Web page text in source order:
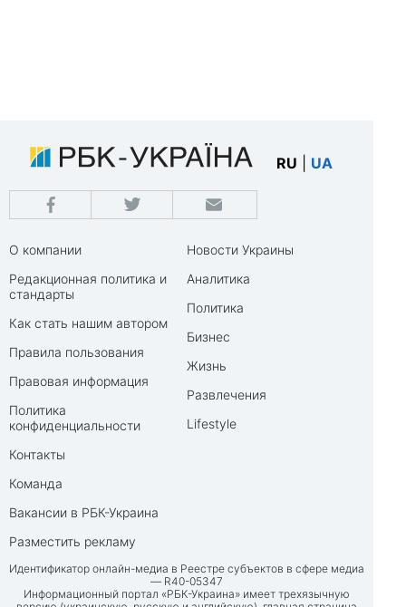
RU UA
О компании
Редакционная политика и
стандарты
Как стать нашим автором
Правила пользования
Правовая информация
Политика
конфиденциальности
Контакты
Команда
Вакансии в РБК-Украина
Разместить рекламу
Новости Украины
Аналитика
Политика
Бизнес
Жизнь
Развлечения
Lifestyle
Идентификатор онлайн-медиа в Реестре субъектов в сфере медиа
— R40-05347
Информационный портал «РБК-Украина» имеет трехязычную